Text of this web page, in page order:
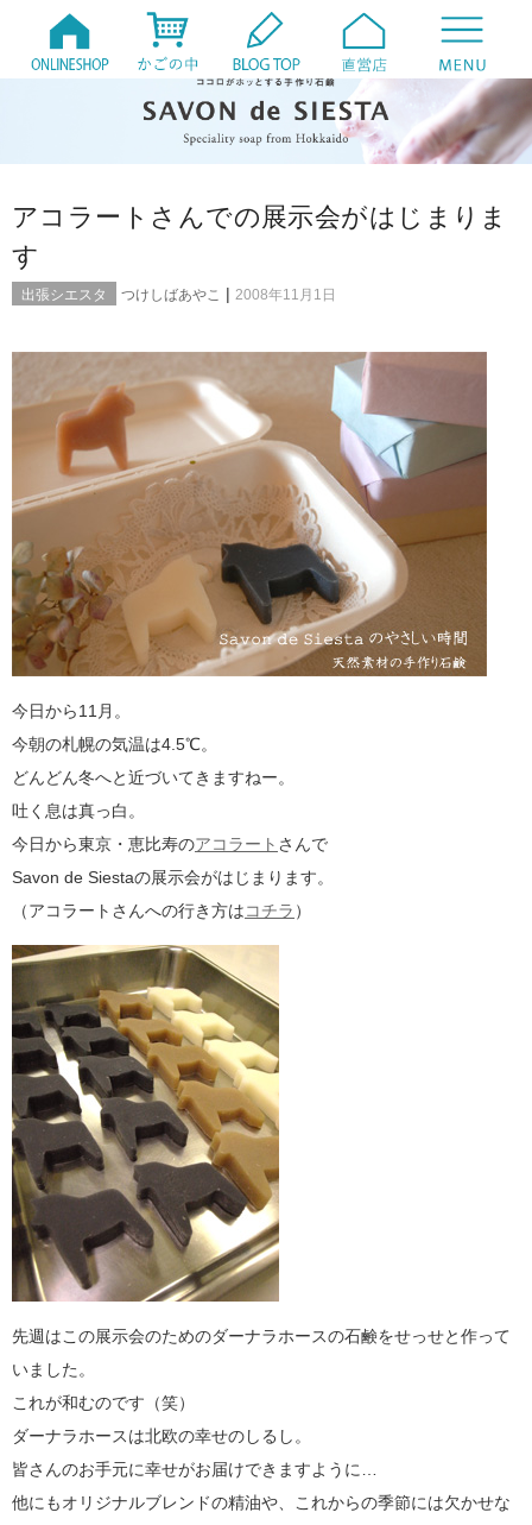
アコラートさんでの展示会がはじまりま
す
出張シエスタ つけしばあやこ | 2008年11月1日
今日から11月。
今朝の札幌の気温は4.5℃。
どんどん冬へと近づいてきますねー。
吐く息は真っ白。
今日から東京・恵比寿のアコラート さんで
Savon de Siestaの展示会がはじまります。
（アコラートさんへの行き方はコチラ ）
先週はこの展示会のためのダーナラホースの石鹸をせっせと作って
いました。
これが和むのです（笑）
ダーナラホースは北欧の幸せのしるし。
皆さんのお手元に幸せがお届けできますように…
他にもオリジナルブレンドの精油や、これからの季節には欠かせな